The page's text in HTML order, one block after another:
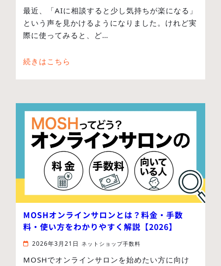
最近、「AIに相談すると少し気持ちが楽になる」
という声を見かけるようになりました。けれど実
際に使ってみると、ど…
続きはこちら
MOSHオンラインサロンとは？料金・手数
料・使い方をわかりやすく解説【2026】
2026年3月21日 ネットショップ手数料
MOSHでオンラインサロンを始めたい方に向け